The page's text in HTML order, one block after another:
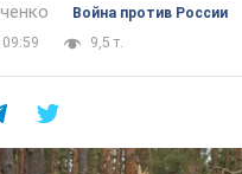
Война против России
9,5 т.